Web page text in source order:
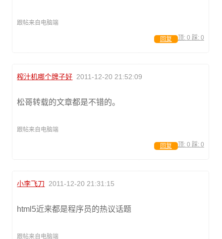
跟帖来自电脑端
顶: 0 踩: 0
回复
榨汁机哪个牌子好 2011-12-20 21:52:09
松哥转载的文章都是不错的。
跟帖来自电脑端
顶: 0 踩: 0
回复
小李飞刀 2011-12-20 21:31:15
html5近来都是程序员的热议话题
跟帖来自电脑端